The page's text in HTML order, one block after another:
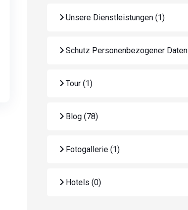
Unsere Dienstleistungen (1)
Schutz Personenbezogener Daten
Tour (1)
Blog (78)
Fotogallerie (1)
Hotels (0)